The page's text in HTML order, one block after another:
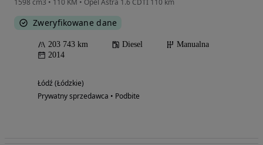
1598 cm3 • 110 KM • Opel Astra 1.6 CDTI 110 km
Zweryfikowane dane
203 743 km Diesel
Manualna
2014
Łódź (Łódzkie)
Prywatny sprzedawca • Podbite